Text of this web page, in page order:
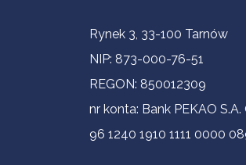
Informacje kontaktowe
Rynek 3, 33-100 Tarnów
NIP: 873-000-76-51
REGON: 850012309
nr konta: Bank PEKAO
96 1240 1910 1111 0000